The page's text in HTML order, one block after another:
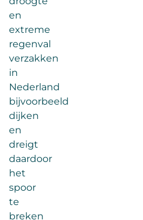
en
extreme
regenval
verzakken
in
Nederland
bijvoorbeeld
dijken
en
dreigt
daardoor
het
spoor
te
breken